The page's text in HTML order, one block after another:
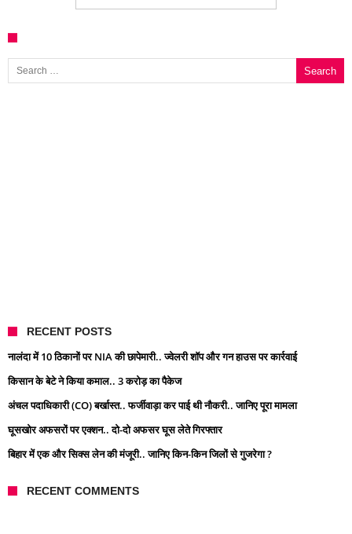
Search for:
RECENT POSTS
नालंदा में 10 ठिकानों पर NIA की छापेमारी.. ज्वेलरी शॉप और गन हाउस पर कार्रवाई
किसान के बेटे ने किया कमाल.. 3 करोड़ का पैकेज
अंचल पदाधिकारी (CO) बर्खास्त.. फर्जीवाड़ा कर पाई थी नौकरी.. जानिए पूरा मामला
घूसखोर अफसरों पर एक्शन.. दो-दो अफसर घूस लेते गिरफ्तार
बिहार में एक और सिक्स लेन की मंजूरी.. जानिए किन-किन जिलों से गुजरेगा ?
RECENT COMMENTS